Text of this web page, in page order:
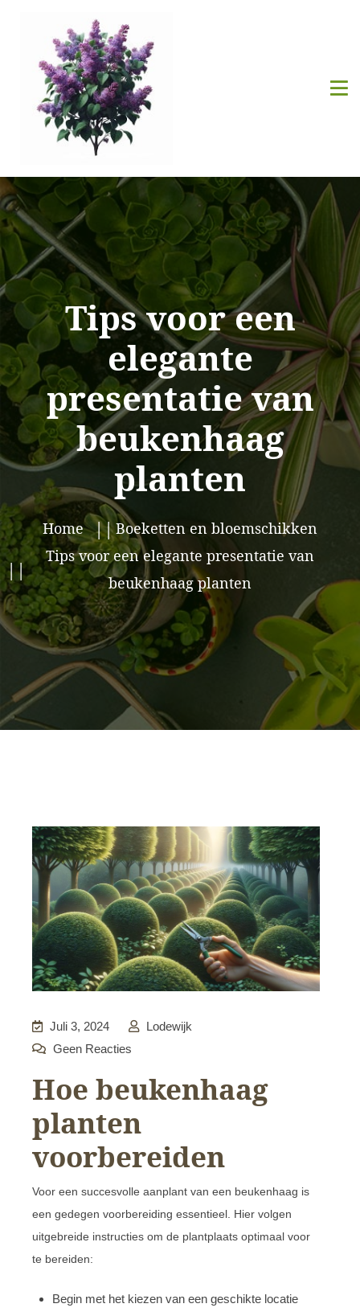
Tips voor een
elegante
presentatie van
beukenhaag
planten
Home
Boeketten en bloemschikken
Tips voor een elegante presentatie van
beukenhaag planten
Juli 3, 2024
Lodewijk
Geen Reacties
Hoe beukenhaag
planten
voorbereiden
Voor een succesvolle aanplant van een beukenhaag is
een gedegen voorbereiding essentieel. Hier volgen
uitgebreide instructies om de plantplaats optimaal voor
te bereiden:
Begin met het kiezen van een geschikte locatie